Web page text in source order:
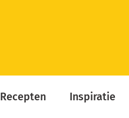
Recepten Inspiratie